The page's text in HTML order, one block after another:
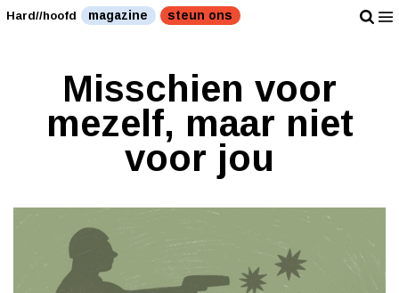
Hard//hoofd magazine steun ons
Misschien voor
mezelf, maar niet
voor jou